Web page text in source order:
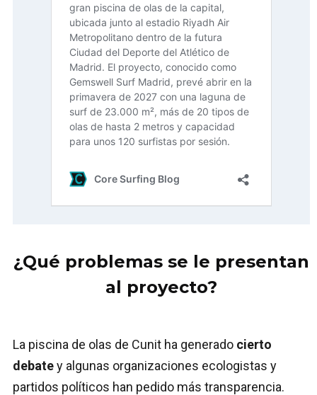
¿Qué problemas se le presentan
al proyecto?
La piscina de olas de Cunit ha generado cierto
debatey algunas organizaciones ecologistas y
partidos políticos han pedido más transparencia.